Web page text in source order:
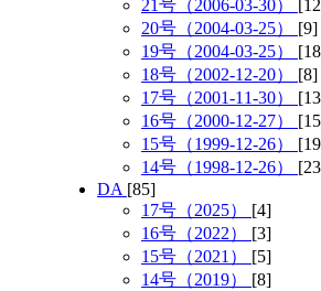
21号（2006-03-30）
20号（2004-03-25） [9]
19号（2004-03-25）
18号（2002-12-20） [8]
17号（2001-11-30）
16号（2000-12-27）
15号（1999-12-26）
14号（1998-12-26）
DA [85]
17号（2025） [4]
16号（2022） [3]
15号（2021） [5]
14号（2019） [8]